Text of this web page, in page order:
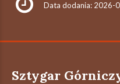
Data dodania: 2026-
Sztygar